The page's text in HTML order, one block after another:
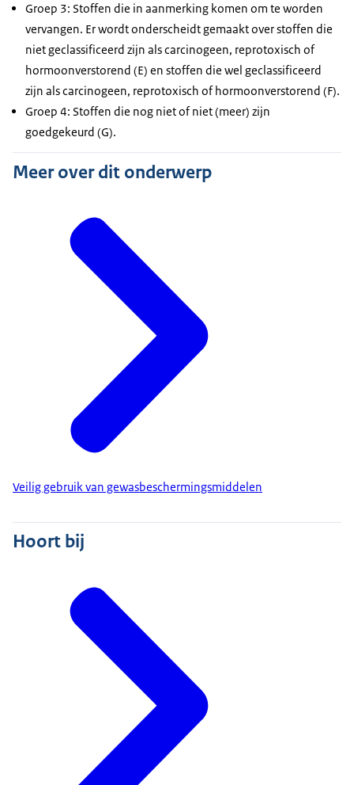
Groep 3: Stoffen die in aanmerking komen om te worden
vervangen. Er wordt onderscheidt gemaakt over stoffen die
niet geclassificeerd zijn als carcinogeen, reprotoxisch of
hormoonverstorend (E) en stoffen die wel geclassificeerd
zijn als carcinogeen, reprotoxisch of hormoonverstorend (F).
Groep 4: Stoffen die nog niet of niet (meer) zijn
goedgekeurd (G).
Meer over dit onderwerp
Veilig gebruik van gewasbeschermingsmiddelen
Hoort bij